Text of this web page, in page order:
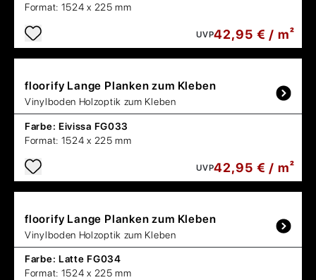
Format: 1524 x 225 mm
UVP42,95 € / m²
floorify Lange Planken zum Kleben
Vinylboden Holzoptik zum Kleben
Farbe: Eivissa FG033
Format: 1524 x 225 mm
UVP42,95 € / m²
floorify Lange Planken zum Kleben
Vinylboden Holzoptik zum Kleben
Farbe: Latte FG034
Format: 1524 x 225 mm